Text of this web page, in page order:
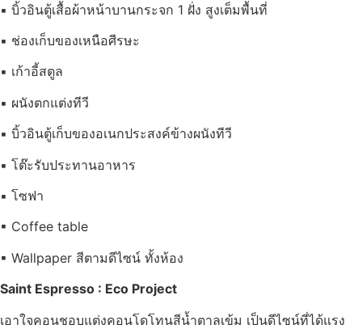
▪ บิ้วอินตู้เสื้อผ้าหน้าบานกระจก 1 ฝั่ง สูงเต็มพื้นที่
▪ ช่องเก็บของเหนือศีรษะ
▪ เก้าอี้สตูล
▪ ผนังตกแต่งทีวี
▪ บิ้วอินตู้เก็บของอเนกประสงค์ข้างผนังทีวี
▪ โต๊ะรับประทานอาหาร
▪ โซฟา
▪ Coffee table
▪ Wallpaper สีตามดีไซน์ ทั้งห้อง
Saint Espresso : Eco Project
เอาใจคอนชอบแต่งคอนโดโทนสีน้ำตาลเข้ม เป็นดีไซน์ที่ได้แรง